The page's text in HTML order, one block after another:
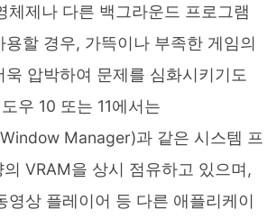
체제나 다른 백그라운드 프로그램
용할 경우, 가뜩이나 부족한 게임의
욱 압박하여 문제를 심화시키기도
우 10 또는 11에서는
Manager)과 같은 시스템 프
VRAM을 상시 점유하고 있으며,
영상 플레이어 등 다른 애플리케이